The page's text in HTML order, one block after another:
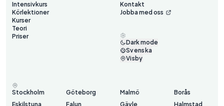
Intensivkurs
Körlektioner
Kurser
Teori
Priser
Kontakt
Jobba med oss
Dark mode
Svenska
Visby
Stockholm Göteborg Malmö
Borås
Eskilstuna
Falun Gävle
Halmstad